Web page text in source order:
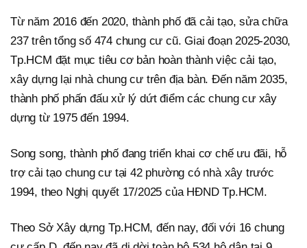
Từ năm 2016 đến 2020, thành phố đã cải tạo, sửa chữa
237 trên tổng số 474 chung cư cũ. Giai đoạn 2025-2030,
Tp.HCM đặt mục tiêu cơ bản hoàn thành việc cải tạo,
xây dựng lại nhà chung cư trên địa bàn. Đến năm 2035,
thành phố phấn đấu xử lý dứt điểm các chung cư xây
dựng từ 1975 đến 1994.
Song song, thành phố đang triển khai cơ chế ưu đãi, hỗ
trợ cải tạo chung cư tại 42 phường có nhà xây trước
1994, theo Nghị quyết 17/2025 của HĐND Tp.HCM.
Theo Sở Xây dựng Tp.HCM, đến nay, đối với 16 chung